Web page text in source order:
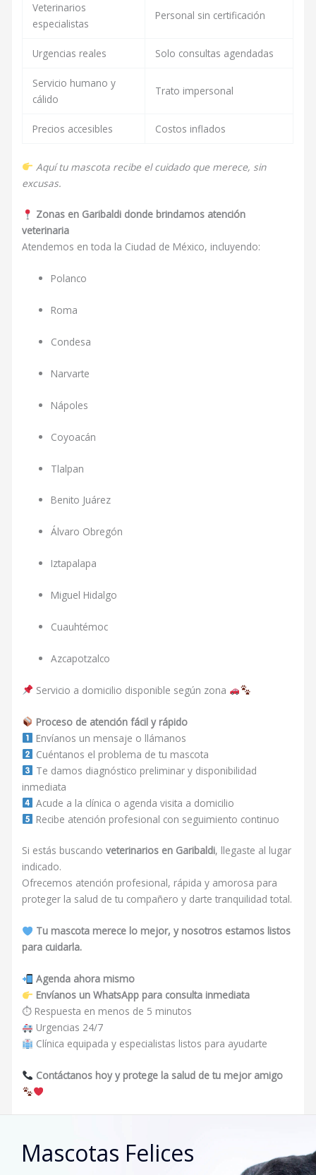
Veterinarios
especialistas
Personal sin certificación
Urgencias reales Solo consultas agendadas
Servicio humano y
cálido
Trato impersonal
Precios accesibles Costos inflados
Aquí tu mascota recibe el cuidado que merece, sin
excusas.
Zonas en Garibaldi donde brindamos atención
veterinaria
Atendemos en toda la Ciudad de México, incluyendo:
Polanco
Roma
Condesa
Narvarte
Nápoles
Coyoacán
Tlalpan
Benito Juárez
Álvaro Obregón
Iztapalapa
Miguel Hidalgo
Cuauhtémoc
Azcapotzalco
Servicio a domicilio disponible según zona
Proceso de atención fácil y rápido
Envíanos un mensaje o llámanos
Cuéntanos el problema de tu mascota
Te damos diagnóstico preliminar y disponibilidad
inmediata
Acude a la clínica o agenda visita a domicilio
Recibe atención profesional con seguimiento continuo
Si estás buscandoveterinarios en Garibaldi, llegaste al lugar
indicado.
Ofrecemos atención profesional, rápida y amorosa para
proteger la salud de tu compañero y darte tranquilidad total.
Tu mascota merece lo mejor, y nosotros estamos listos
para cuidarla.
Agenda ahora mismo
Envíanos un WhatsApp para consulta inmediata
⏱ Respuesta en menos de 5 minutos
Urgencias 24/7
Clínica equipada y especialistas listos para ayudarte
Contáctanos hoy y protege la salud de tu mejor amigo
Mascotas Felices